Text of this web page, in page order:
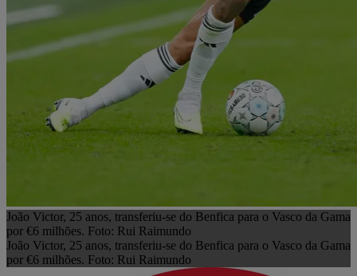
João Victor, 25 anos, transferiu-se do Benfica para o Vasco da Gama
por €6 milhões. Foto: Rui Raimundo
João Victor, 25 anos, transferiu-se do Benfica para o Vasco da Gama
por €6 milhões. Foto: Rui Raimundo